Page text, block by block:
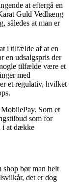
at eftergå en
Guld Vedhæng
således at man er
i tilfælde af at en
en udsalgspris der
tilfælde være et
med
et regulativ, hvilket
Som et
som for
i at dække
shop bør man helt
det er dog